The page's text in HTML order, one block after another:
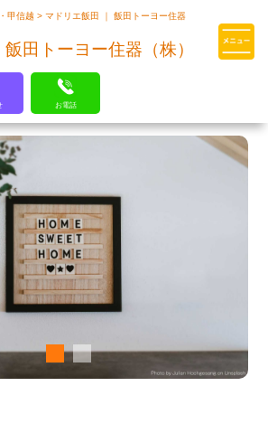
ドリエはLIXILの厳しい基準を
甲信越>マドリエ飯田 ｜ 飯田トーヨー住器
田トーヨー住器（株）
お電話